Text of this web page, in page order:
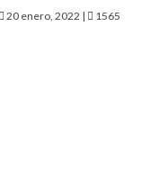
20 enero, 2022 | 1565